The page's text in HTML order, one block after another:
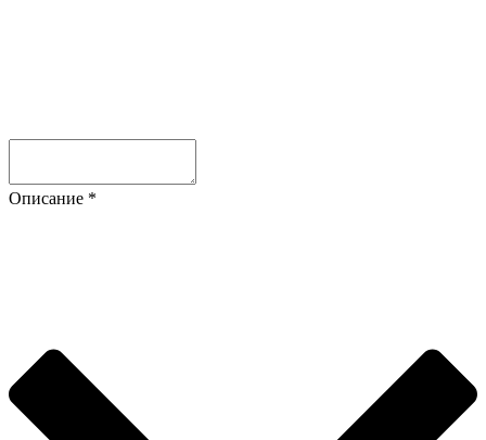
Описание *